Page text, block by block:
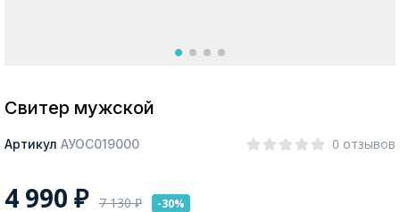
Свитер мужской
Артикул АУОС019000 0 отзывов
4 990 ₽ 7 130₽ -30%